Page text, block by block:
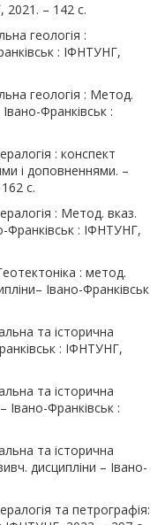
2021. – 142 с.
геологія :
: ІФНТУНГ,
геологія : Метод.
Франківськ :
: конспект
і доповненнями. –
с.
: Метод. вказ.
Франківськ : ІФНТУНГ,
: метод.
Івано-Франківськ
та історична
: ІФНТУНГ,
та історична
Івано-Франківськ :
та історична
дисципліни – Івано-
та петрографія: